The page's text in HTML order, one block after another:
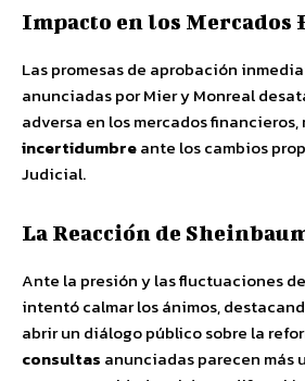
Impacto en los Mercados
Las promesas de aprobación
anunciadas por Mier y Monreal
adversa en los mercados
incertidumbreante los cambios
Judicial.
La Reacción de
Ante la presión y las fluctuaciones
intentó calmar los ánimos,
abrir un diálogo público sobre la
consultas anunciadas parecen más